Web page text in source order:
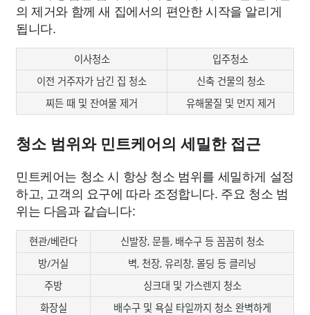
의 제거와 함께 새 집에서의 편안한 시작을 알리게
됩니다.
이사청소
입주청소
이전 거주자가 남긴 집 청소
신축 건물의 청소
찌든 때 및 잔여물 제거
유해물질 및 먼지 제거
청소 범위와 민트케어의 세밀한 접근
민트케어는 청소 시 항상 청소 범위를 세밀하게 설정
하고, 고객의 요구에 따라 조정합니다. 주요 청소 범
위는 다음과 같습니다:
현관/베란다
신발장, 문틀, 배수구 등 꼼꼼히 청소
방/거실
벽, 천장, 유리창, 몰딩 등 클리닝
주방
싱크대 및 가스렌지 청소
화장실
배수구 및 욕실 타일까지 청소 완벽하게